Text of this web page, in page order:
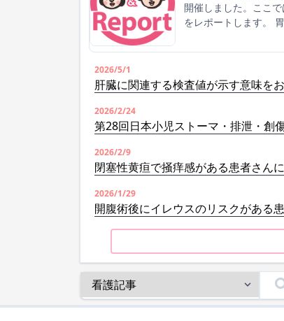
開催しました。ここ
をレポートします。
2026/5/1
肝臓に関連する検査値が示す意味を
2026/2/24
第28回日本小児ストーマ・排泄・
2026/2/9
閉塞性黄疸で掻痒感がある患者さん
2026/1/29
開腹術後にイレウスのリスクがある